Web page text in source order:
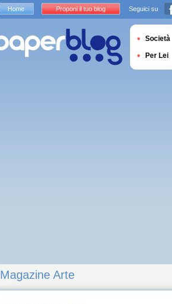
Magazine Arte
Home Proponi il tuo blog Seguici su
Società
Per Lei